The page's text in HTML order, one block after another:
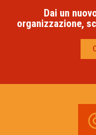
Dai un
organizzazione,